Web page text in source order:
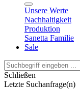
Unsere Werte
Nachhaltigkeit
Produktion
Sanetta Familie
Sale
Schließen
Letzte Suchanfrage(n)